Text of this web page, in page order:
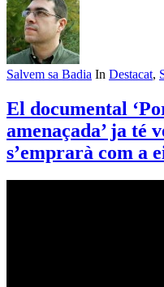
Salvem sa Badia In Destacat,
El documental
amenaçada’ ja té
s’emprarà com a